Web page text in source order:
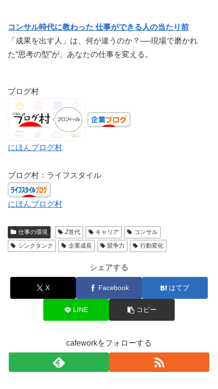
コンサル時代に教わった 仕事ができる人の当たり前
「成果を出す人」は、何が違うのか？──現場で磨かれ
た“思考の型”が、あなたの仕事を変える。
ブログ村
にほんブログ村
ブログ村：ライフスタイル
にほんブログ村
仕事の環境 Z世代 キャリア
コンサル
シンクタンク
企業成長 競争力 行動変化
シェアする
X Facebook はてブ
LINE コピー
cafeworkをフォローする